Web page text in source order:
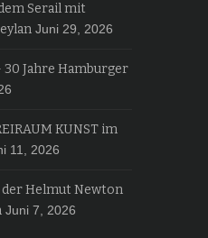
Serail mit
Juni 29, 2026
30 Jahre Hamburger
KUNST im
11, 2026
Helmut Newton
Juni 7, 2026